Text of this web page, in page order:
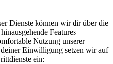
Dienste können wir dir über die
Features
Nutzung unserer
Einwilligung setzen wir auf
ein: